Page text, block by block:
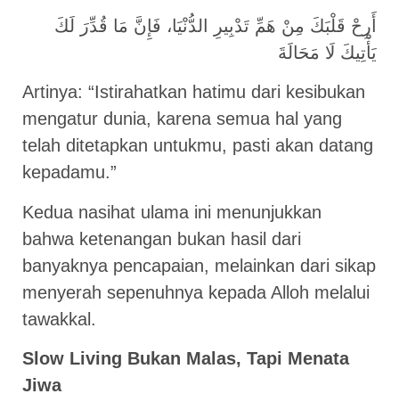
أَرِحْ قَلْبَكَ مِنْ هَمِّ تَدْبِيرِ الدُّنْيَا، فَإِنَّ مَا قُدِّرَ لَكَ
يَأْتِيكَ لَا مَحَالَةَ
Artinya: “Istirahatkan hatimu dari kesibukan
mengatur dunia, karena semua hal yang
telah ditetapkan untukmu, pasti akan datang
kepadamu.”
Kedua nasihat ulama ini menunjukkan
bahwa ketenangan bukan hasil dari
banyaknya pencapaian, melainkan dari sikap
menyerah sepenuhnya kepada Alloh melalui
tawakkal.
Slow Living Bukan Malas, Tapi Menata
Jiwa